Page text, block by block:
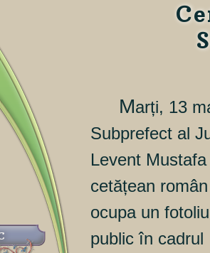
Marți, 13
Subprefect al
Levent
cetățean
ocupa un
public în